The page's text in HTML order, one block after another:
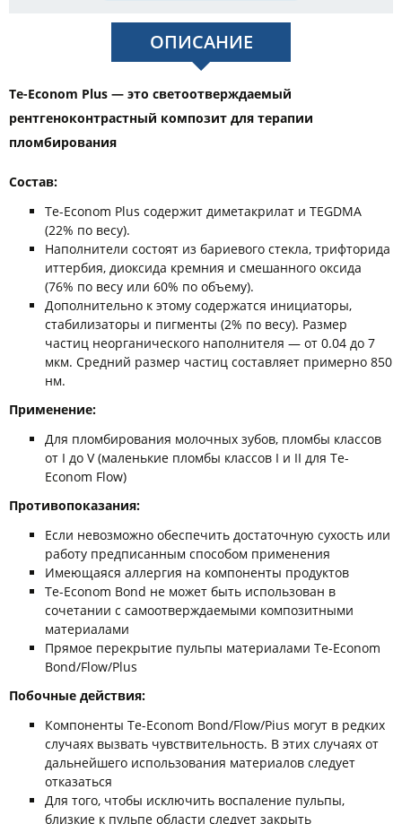
ОПИСАНИЕ
Te-Econom Plus — это светоотверждаемый
рентгеноконтрастный композит для терапии
пломбирования
Состав:
Te-Econom Plus содержит диметакрилат и TEGDMA
(22% по весу).
Наполнители состоят из бариевого стекла, трифторида
иттербия, диоксида кремния и смешанного оксида
(76% по весу или 60% по объему).
Дополнительно к этому содержатся инициаторы,
стабилизаторы и пигменты (2% по весу). Размер
частиц неорганического наполнителя — от 0.04 до 7
мкм. Средний размер частиц составляет примерно 850
нм.
Применение:
Для пломбирования молочных зубов, пломбы классов
от I до V (маленькие пломбы классов I и II для Te-
Econom Flow)
Противопоказания:
Если невозможно обеспечить достаточную сухость или
работу предписанным способом применения
Имеющаяся аллергия на компоненты продуктов
Te-Econom Bond не может быть использован в
сочетании с самоотверждаемыми композитными
материалами
Прямое перекрытие пульпы материалами Te-Econom
Bond/Flow/Plus
Побочные действия:
Компоненты Te-Econom Bond/Flow/Pius могут в редких
случаях вызвать чувствительность. В этих случаях от
дальнейшего использования материалов следует
отказаться
Для того, чтобы исключить воспаление пульпы,
близкие к пульпе области следует закрыть